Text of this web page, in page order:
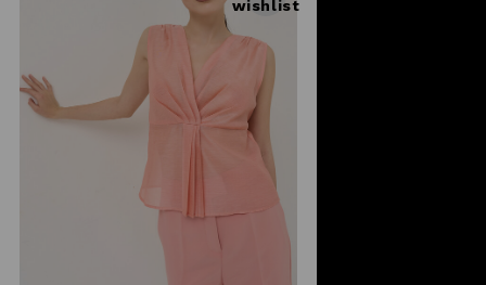
wishlist